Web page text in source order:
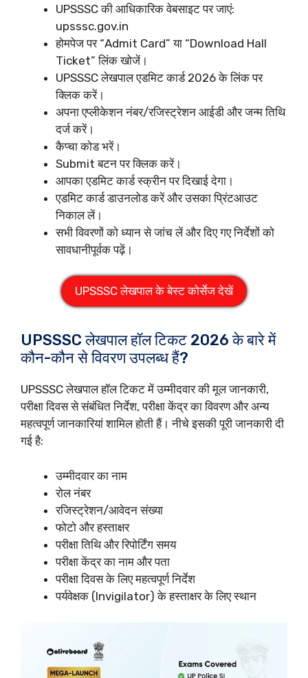
UPSSSC की आधिकारिक वेबसाइट पर जाएं:
upsssc.gov.in
होमपेज पर “Admit Card” या “Download Hall
Ticket” लिंक खोजें।
UPSSSC लेखपाल एडमिट कार्ड 2026 के लिंक पर
क्लिक करें।
अपना एप्लीकेशन नंबर/रजिस्ट्रेशन आईडी और जन्म तिथि
दर्ज करें।
कैप्चा कोड भरें।
Submit बटन पर क्लिक करें।
आपका एडमिट कार्ड स्क्रीन पर दिखाई देगा।
एडमिट कार्ड डाउनलोड करें और उसका प्रिंटआउट
निकाल लें।
सभी विवरणों को ध्यान से जांच लें और दिए गए निर्देशों को
सावधानीपूर्वक पढ़ें।
UPSSSC लेखपाल के बेस्ट कोर्सेज देखें
UPSSSC लेखपाल हॉल टिकट 2026 के बारे में
कौन-कौन से विवरण उपलब्ध हैं?
UPSSSC लेखपाल हॉल टिकट में उम्मीदवार की मूल जानकारी,
परीक्षा दिवस से संबंधित निर्देश, परीक्षा केंद्र का विवरण और अन्य
महत्वपूर्ण जानकारियां शामिल होती हैं। नीचे इसकी पूरी जानकारी दी
गई है:
उम्मीदवार का नाम
रोल नंबर
रजिस्ट्रेशन/आवेदन संख्या
फोटो और हस्ताक्षर
परीक्षा तिथि और रिपोर्टिंग समय
परीक्षा केंद्र का नाम और पता
परीक्षा दिवस के लिए महत्वपूर्ण निर्देश
पर्यवेक्षक (Invigilator) के हस्ताक्षर के लिए स्थान